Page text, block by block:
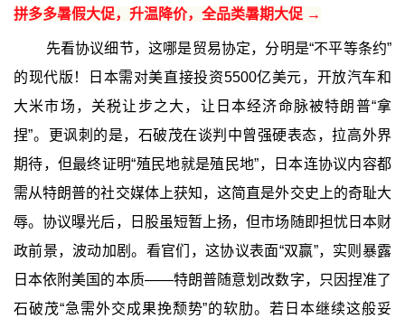
拼多多暑假大促，升温降价，全品类暑期大促 →
先看协议细节，这哪是贸易协定，分明是“不平等条约”
的现代版！日本需对美直接投资5500亿美元，开放汽车和
大米市场，关税让步之大，让日本经济命脉被特朗普“拿
捏”。更讽刺的是，石破茂在谈判中曾强硬表态，拉高外界
期待，但最终证明“殖民地就是殖民地”，日本连协议内容都
需从特朗普的社交媒体上获知，这简直是外交史上的奇耻大
辱。协议曝光后，日股虽短暂上扬，但市场随即担忧日本财
政前景，波动加剧。看官们，这协议表面“双赢”，实则暴露
日本依附美国的本质——特朗普随意划改数字，只因捏准了
石破茂“急需外交成果挽颓势”的软肋。若日本继续这般妥